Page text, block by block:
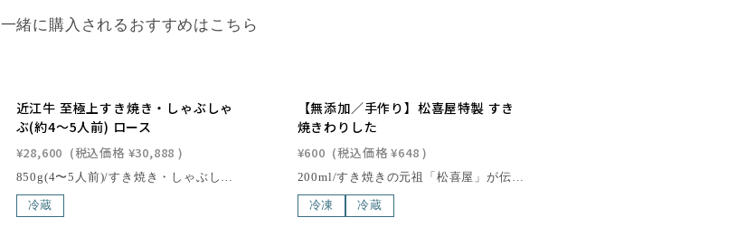
一緒に購入されるおすすめはこちら
近江牛 至極上すき焼き・しゃぶしゃ
ぶ(約4〜5人前) ロース
¥28,600 (税込価格 ¥30,888 )
冷蔵
【無添加／手作り】松喜屋特製 すき
焼きわりした
¥600 (税込価格 ¥648 )
冷凍 冷蔵